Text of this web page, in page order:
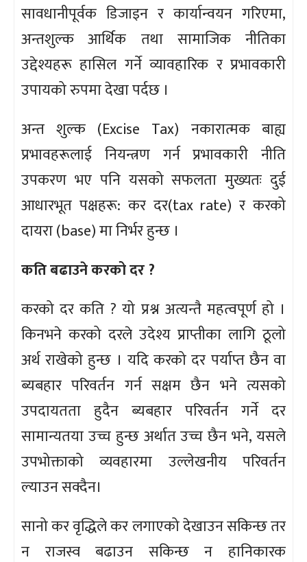
सावधानीपूर्वक डिजाइन र कार्यान्वयन गरिएमा,
अन्तशुल्क आर्थिक तथा सामाजिक नीतिका
उद्देश्यहरू हासिल गर्ने व्यावहारिक र प्रभावकारी
उपायको रुपमा देखा पर्दछ ।
अन्त शुल्क (Excise Tax) नकारात्मक बाह्य
प्रभावहरूलाई नियन्त्रण गर्न प्रभावकारी नीति
उपकरण भए पनि यसको सफलता मुख्यतः दुई
आधारभूत पक्षहरू: कर दर(tax rate) र करको
दायरा (base) मा निर्भर हुन्छ ।
कति बढाउने करको दर ?
करको दर कति ? यो प्रश्न अत्यन्तै महत्वपूर्ण हो ।
किनभने करको दरले उदेश्य प्राप्तीका लागि ठूलो
अर्थ राखेको हुन्छ । यदि करको दर पर्याप्त छैन वा
ब्यबहार परिवर्तन गर्न सक्षम छैन भने त्यसको
उपदायतता हुदैन ब्यबहार परिवर्तन गर्ने दर
सामान्यतया उच्च हुन्छ अर्थात उच्च छैन भने, यसले
उपभोक्ताको व्यवहारमा उल्लेखनीय परिवर्तन
ल्याउन सक्दैन।
सानो कर वृद्धिले कर लगाएको देखाउन सकिन्छ तर
न राजस्व बढाउन सकिन्छ न हानिकारक